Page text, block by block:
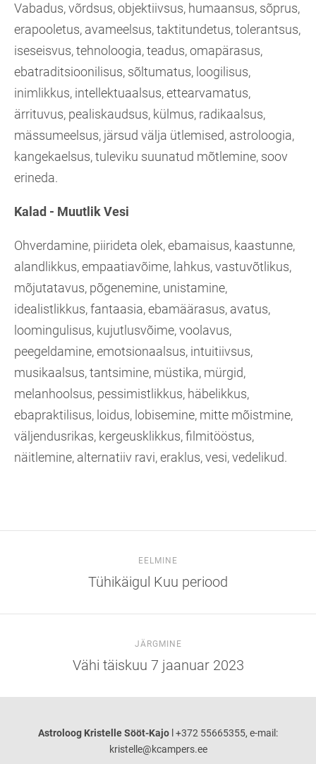
Vabadus, võrdsus, objektiivsus, humaansus, sõprus,
erapooletus, avameelsus, taktitundetus, tolerantsus,
iseseisvus, tehnoloogia, teadus, omapärasus,
ebatraditsioonilisus, sõltumatus, loogilisus,
inimlikkus, intellektuaalsus, ettearvamatus,
ärrituvus, pealiskaudsus, külmus, radikaalsus,
mässumeelsus, järsud välja ütlemised, astroloogia,
kangekaelsus, tuleviku suunatud mõtlemine, soov
erineda.
Kalad - Muutlik Vesi
Ohverdamine, piirideta olek, ebamaisus, kaastunne,
alandlikkus, empaatiavõime, lahkus, vastuvõtlikus,
mõjutatavus, põgenemine, unistamine,
idealistlikkus, fantaasia, ebamäärasus, avatus,
loomingulisus, kujutlusvõime, voolavus,
peegeldamine, emotsionaalsus, intuitiivsus,
musikaalsus, tantsimine, müstika, mürgid,
melanhoolsus, pessimistlikkus, häbelikkus,
ebapraktilisus, loidus, lobisemine, mitte mõistmine,
väljendusrikas, kergeusklikkus, filmitööstus,
näitlemine, alternatiiv ravi, eraklus, vesi, vedelikud.
EELMINE
Tühikäigul Kuu periood
JÄRGMINE
Vähi täiskuu 7 jaanuar 2023
Astroloog Kristelle Sööt-Kajo l +372 55665355, e-mail:
kristelle@kcampers.ee